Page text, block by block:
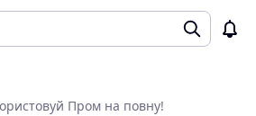
Пром на повну!